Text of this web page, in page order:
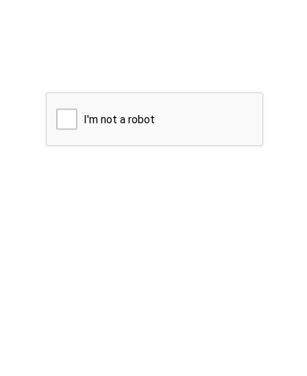
I'm not a robot